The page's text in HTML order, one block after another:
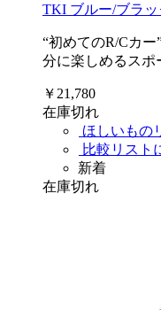
TKI ブルー/ブラッ
“初めてのR/Cカ
分に楽しめるスポ
￥21,780
在庫切れ
ほしいもの
比較リスト
新着
在庫切れ